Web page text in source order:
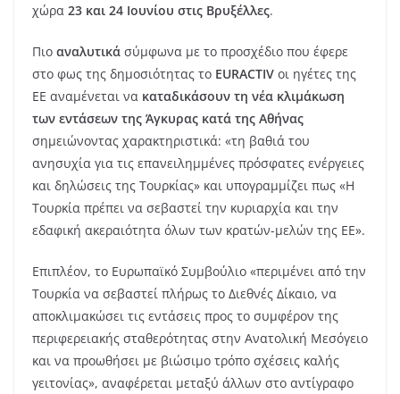
χώρα 23 και 24 Ιουνίου στις Βρυξέλλες.
Πιο αναλυτικά σύμφωνα με το προσχέδιο που έφερε
στο φως της δημοσιότητας το ΕURACTIV οι ηγέτες της
ΕΕ αναμένεται να καταδικάσουν τη νέα κλιμάκωση
των εντάσεων της Άγκυρας κατά της Αθήνας
σημειώνοντας χαρακτηριστικά: «τη βαθιά του
ανησυχία για τις επανειλημμένες πρόσφατες ενέργειες
και δηλώσεις της Τουρκίας» και υπογραμμίζει πως «Η
Τουρκία πρέπει να σεβαστεί την κυριαρχία και την
εδαφική ακεραιότητα όλων των κρατών-μελών της ΕΕ».
Επιπλέον, το Ευρωπαϊκό Συμβούλιο «περιμένει από την
Τουρκία να σεβαστεί πλήρως το Διεθνές Δίκαιο, να
αποκλιμακώσει τις εντάσεις προς το συμφέρον της
περιφερειακής σταθερότητας στην Ανατολική Μεσόγειο
και να προωθήσει με βιώσιμο τρόπο σχέσεις καλής
γειτονίας», αναφέρεται μεταξύ άλλων στο αντίγραφο